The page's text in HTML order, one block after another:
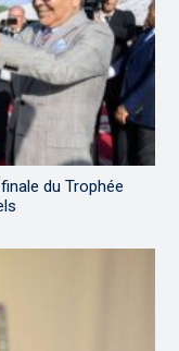
du Trophée